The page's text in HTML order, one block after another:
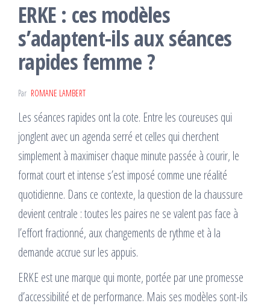
ERKE : ces modèles
s’adaptent-ils aux séances
rapides femme ?
Par ROMANE LAMBERT
Les séances rapides ont la cote. Entre les coureuses qui
jonglent avec un agenda serré et celles qui cherchent
simplement à maximiser chaque minute passée à courir, le
format court et intense s’est imposé comme une réalité
quotidienne. Dans ce contexte, la question de la chaussure
devient centrale : toutes les paires ne se valent pas face à
l’effort fractionné, aux changements de rythme et à la
demande accrue sur les appuis.
ERKE est une marque qui monte, portée par une promesse
d’accessibilité et de performance. Mais ses modèles sont-ils